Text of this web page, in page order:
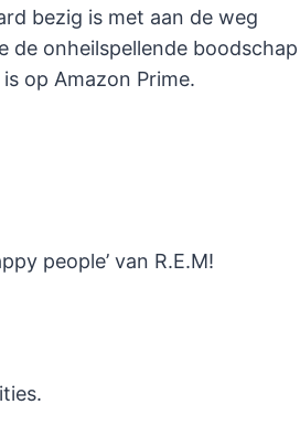
bezig is met aan de weg
de onheilspellende boodschap
op Amazon Prime.
people’ van R.E.M!